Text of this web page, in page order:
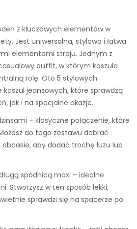
z kluczowych elementów w
Jest uniwersalna, stylowa i łatwa
elementami stroju. Jednym z
outfit, w którym koszula
rolę. Oto 5 stylowych
koszul jeansowych, które sprawdzą
jak i na specjalne okazje.
– klasyczne połączenie, które
do tego zestawu dobrać
aby dodać trochę luzu lub
spódnicą maxi – idealne
Stworzysz w ten sposób lekki,
sprawdzi się na spacerze po